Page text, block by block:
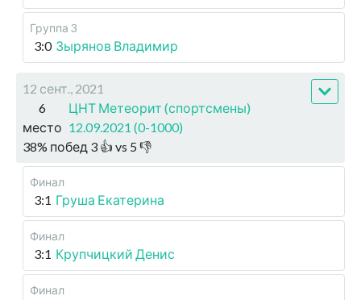
Группа 3
3:0 Зырянов Владимир
12 сент., 2021
6
место
ЦНТ Метеорит (спортсмены)
12.09.2021 (0-1000)
38% побед 3 👍 vs 5 👎
Финал
3:1 Груша Екатерина
Финал
3:1 Крупчицкий Денис
Финал